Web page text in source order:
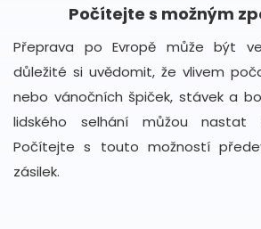
Počítejte s možným
Přeprava po Evropě může být
důležité si uvědomit, že vlivem
nebo vánočních špiček, stávek a
lidského selhání můžou nastat
Počítejte s touto možností
zásilek.